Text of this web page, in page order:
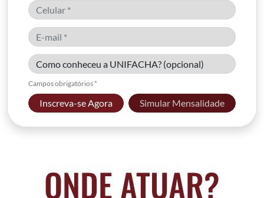
Campos obrigatórios *
Inscreva-se Agora Simular Mensalidade
ONDE ATUAR?